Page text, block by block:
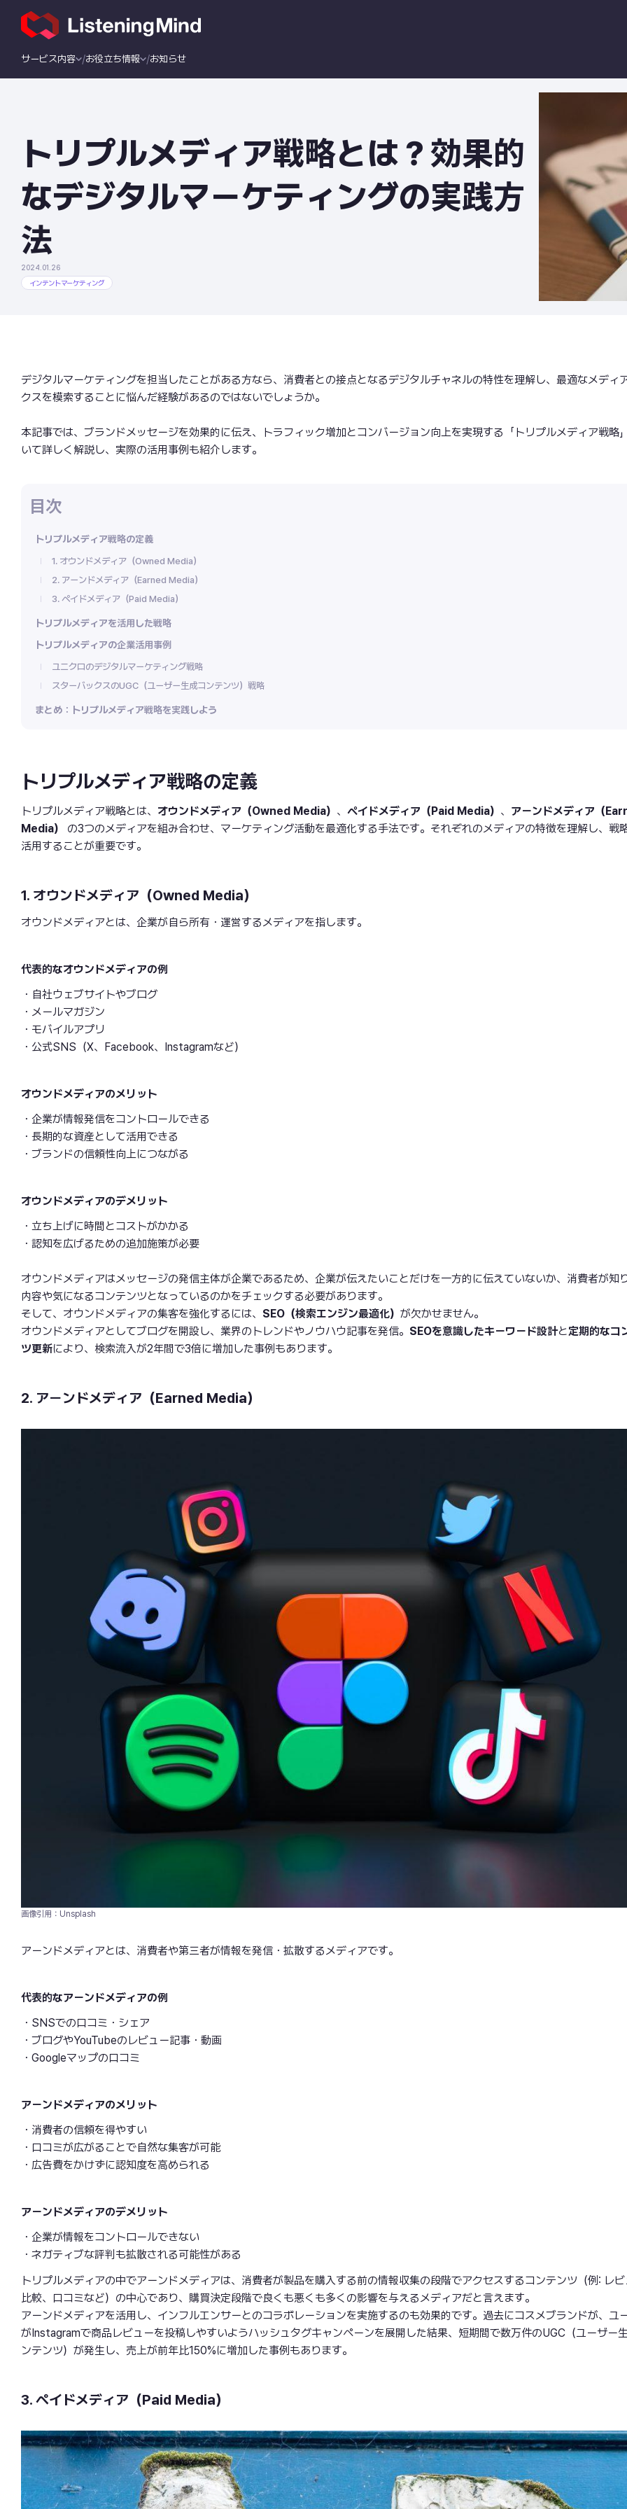
サービス内容 お役立ち情報 お知らせ
トリプルメディア戦略とは？効果的
なデジタルマーケティングの実践方
法
2024.01.26
インテントマーケティング
デジタルマーケティングを担当したことがある方なら、消費者との接点となるデジタルチャネルの特性を理解し、最適なメディ
クスを模索することに悩んだ経験があるのではないでしょうか。
本記事では、ブランドメッセージを効果的に伝え、トラフィック増加とコンバージョン向上を実現する「トリプルメディア戦略
いて詳しく解説し、実際の活用事例も紹介します。
トリプルメディア戦略の定義
1. オウンドメディア（Owned Media）
2. アーンドメディア（Earned Media）
3. ペイドメディア（Paid Media）
トリプルメディアを活用した戦略
トリプルメディアの企業活用事例
ユニクロのデジタルマーケティング戦略
スターバックスのUGC（ユーザー生成コンテンツ）戦略
まとめ：トリプルメディア戦略を実践しよう
トリプルメディア戦略の定義
トリプルメディア戦略とは、 オウンドメディア（Owned Media） 、 ペイドメディア（Paid Media） 、 アーンドメディア（
Media）
の3つのメディアを組み合わせ、マーケティング活動を最適化する手法です。それぞれのメディアの特徴を理解し、戦
活用することが重要です。
1. オウンドメディア（Owned Media）
オウンドメディアとは、企業が自ら所有・運営するメディアを指します。
代表的なオウンドメディアの例
・自社ウェブサイトやブログ
・メールマガジン
・モバイルアプリ
・公式SNS（X、Facebook、Instagramなど）
オウンドメディアのメリット
・企業が情報発信をコントロールできる
・長期的な資産として活用できる
・ブランドの信頼性向上につながる
オウンドメディアのデメリット
・立ち上げに時間とコストがかかる
・認知を広げるための追加施策が必要
オウンドメディアはメッセージの発信主体が企業であるため、企業が伝えたいことだけを一方的に伝えていないか、消費者が知
内容や気になるコンテンツとなっているのかをチェックする必要があります。
そして、オウンドメディアの集客を強化するには、 SEO（検索エンジン最適化） が欠かせません。
オウンドメディアとしてブログを開設し、業界のトレンドやノウハウ記事を発信。 SEOを意識したキーワード設計と定期的なコ
ツ更新により、検索流入が2年間で3倍に増加した事例もあります。
2. アーンドメディア（Earned Media）
画像引用：Unsplash
アーンドメディアとは、消費者や第三者が情報を発信・拡散するメディアです。
代表的なアーンドメディアの例
・SNSでの口コミ・シェア
・ブログやYouTubeのレビュー記事・動画
・Googleマップの口コミ
アーンドメディアのメリット
・消費者の信頼を得やすい
・口コミが広がることで自然な集客が可能
・広告費をかけずに認知度を高められる
アーンドメディアのデメリット
・企業が情報をコントロールできない
・ネガティブな評判も拡散される可能性がある
トリプルメディアの中でアーンドメディアは、消費者が製品を購入する前の情報収集の段階でアクセスするコンテンツ（例: レビ
比較、口コミなど）の中心であり、購買決定段階で良くも悪くも多くの影響を与えるメディアだと言えます。
アーンドメディアを活用し、インフルエンサーとのコラボレーションを実施するのも効果的です。過去にコスメブランドが、ユ
がInstagramで商品レビューを投稿しやすいようハッシュタグキャンペーンを展開した結果、短期間で数万件のUGC（ユーザー
ンテンツ）が発生し、売上が前年比150%に増加した事例もあります。
3. ペイドメディア（Paid Media）